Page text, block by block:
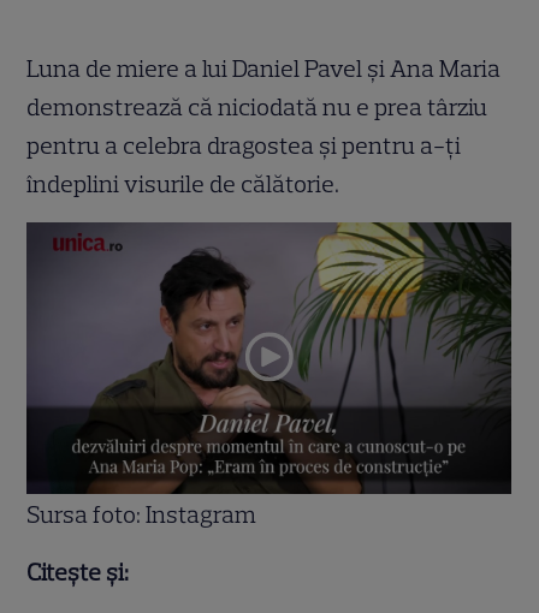
Luna de miere a lui Daniel Pavel și Ana Maria
demonstrează că niciodată nu e prea târziu
pentru a celebra dragostea și pentru a-ți
îndeplini visurile de călătorie.
Sursa foto: Instagram
Citește și: